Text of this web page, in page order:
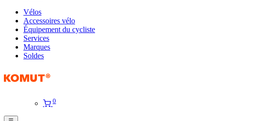
Vélos
Accessoires vélo
Équipement du cycliste
Services
Marques
Soldes
0